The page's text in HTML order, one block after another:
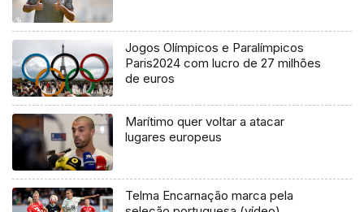
Jogos Olímpicos e Paralímpicos
Paris2024 com lucro de 27 milhões
de euros
Marítimo quer voltar a atacar
lugares europeus
Telma Encarnação marca pela